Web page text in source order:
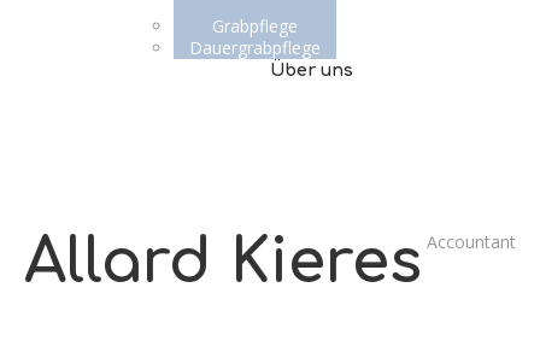
Grabpflege
Dauergrabpflege
Über uns
Allard Kieres Accountant